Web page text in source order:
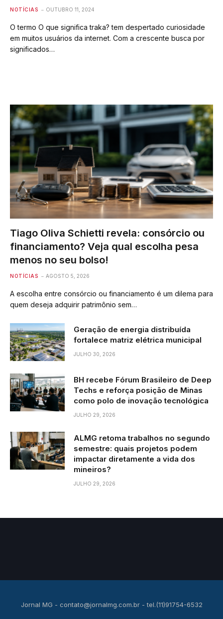
NOTÍCIAS OUTUBRO 11, 2024
O termo O que significa traka? tem despertado curiosidade
em muitos usuários da internet. Com a crescente busca por
significados…
Tiago Oliva Schietti revela: consórcio ou
financiamento? Veja qual escolha pesa
menos no seu bolso!
NOTÍCIAS AGOSTO 5, 2026
A escolha entre consórcio ou financiamento é um dilema para
quem deseja adquirir patrimônio sem…
Geração de energia distribuída
fortalece matriz elétrica municipal
JULHO 30, 2026
BH recebe Fórum Brasileiro de Deep
Techs e reforça posição de Minas
como polo de inovação tecnológica
JULHO 29, 2026
ALMG retoma trabalhos no segundo
semestre: quais projetos podem
impactar diretamente a vida dos
mineiros?
JULHO 29, 2026
Jornal MG - contato@jornalmg.com.br- tel.(11)91754-6532